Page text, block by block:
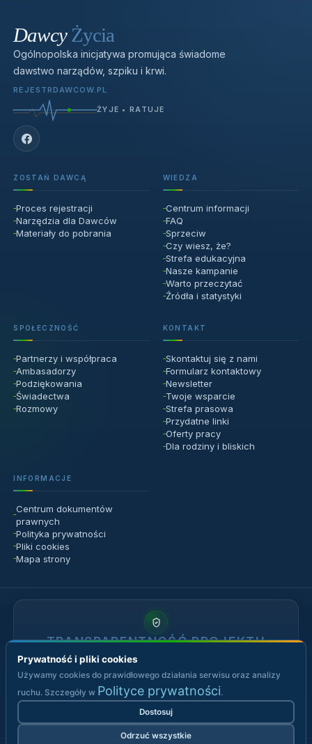
Prywatność i pliki cookies
Używamy cookies do prawidłowego działania serwisu oraz analizy
ruchu. Szczegóły w Polityce prywatności.
Dostosuj
Odrzuć wszystkie